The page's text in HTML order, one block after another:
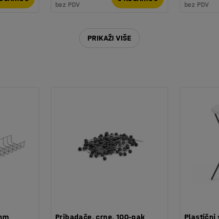
bez PDV bez PDV
PRIKAŽI VIŠE
Pribadače, crne, 100-pak
Plastični